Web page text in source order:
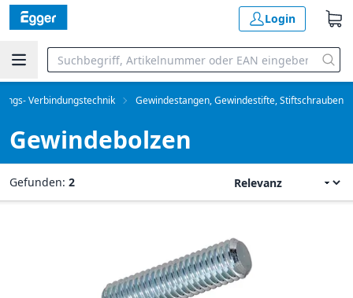
Login
Verbindungstechnik Gewindestangen, Gewindestifte, Stiftschrauben
Gewindebolzen
Gefunden: 2